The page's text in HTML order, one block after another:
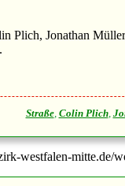
Plich, Jonathan
Straße, Colin Plich,
westfalen-mitte.de/